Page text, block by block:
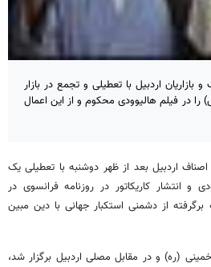
بازاریان اردبیل با تعطیلی و تجمع در بازار
در فیلم هالیوودی محکوم و از این اعمال
اصناف اردبیل بعد از ظهر دوشنبه با تعطیلی یک
و انتشار کاریکاتور در روزنامه فرانسوی در
از دشمنی استکبار جهانی با دین مبین
(ره) و در مقابل مصلی اردبیل برگزار شد،